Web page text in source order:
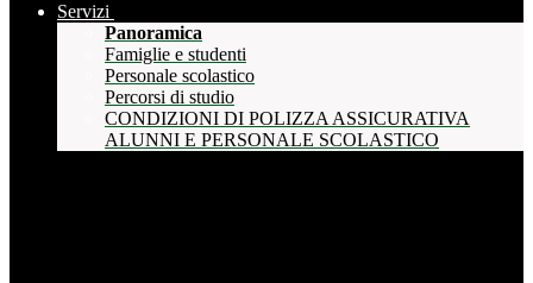
Servizi
Panoramica
Famiglie e studenti
Personale scolastico
Percorsi di studio
CONDIZIONI DI POLIZZA ASSICURATIVA
ALUNNI E PERSONALE SCOLASTICO